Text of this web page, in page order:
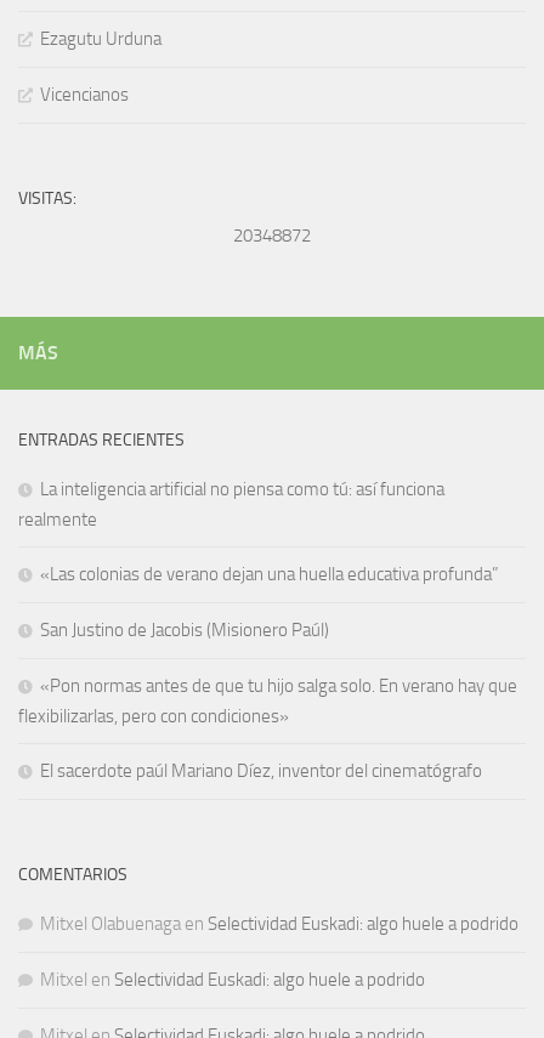
Ezagutu Urduna
Vicencianos
VISITAS:
20348872
MÁS
ENTRADAS RECIENTES
La inteligencia artificial no piensa como tú: así funciona
realmente
«Las colonias de verano dejan una huella educativa profunda”
San Justino de Jacobis (Misionero Paúl)
«Pon normas antes de que tu hijo salga solo. En verano hay que
flexibilizarlas, pero con condiciones»
El sacerdote paúl Mariano Díez, inventor del cinematógrafo
COMENTARIOS
Mitxel Olabuenaga en Selectividad Euskadi: algo huele a podrido
Mitxel en Selectividad Euskadi: algo huele a podrido